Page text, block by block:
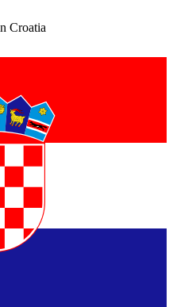
Croatia